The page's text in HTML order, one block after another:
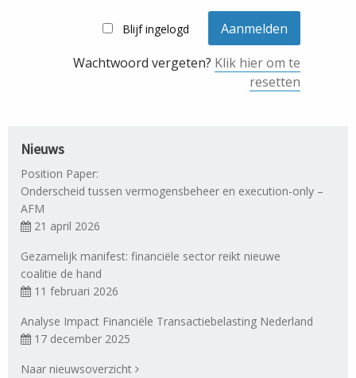
Blijf ingelogd
Wachtwoord vergeten? Klik hier om te
resetten
Nieuws
Position Paper:
Onderscheid tussen vermogensbeheer en execution-only –
AFM
21 april 2026
Gezamelijk manifest: financiële sector reikt nieuwe
coalitie de hand
11 februari 2026
Analyse Impact Financiële Transactiebelasting Nederland
17 december 2025
Naar nieuwsoverzicht